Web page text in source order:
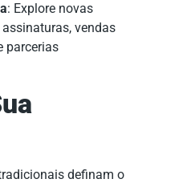
: Explore novas
vendas
parcerias
definam o